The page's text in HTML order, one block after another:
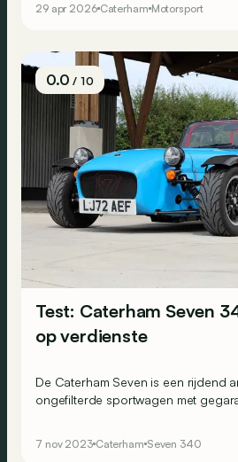
29 apr 2026 Caterham Motorsport
0.0/ 10
Test: Caterham Seven
op verdienste
De Caterham Seven is een rijdend
ongefilterde sportwagen met
7 nov 2023 Caterham Seven 340